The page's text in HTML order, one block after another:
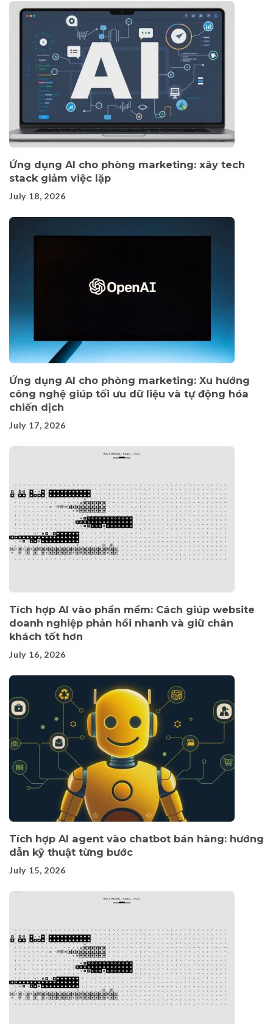
Ứng dụng AI cho phòng marketing: xây tech
stack giảm việc lặp
July 18, 2026
Ứng dụng AI cho phòng marketing: Xu hướng
công nghệ giúp tối ưu dữ liệu và tự động hóa
chiến dịch
July 17, 2026
Tích hợp AI vào phần mềm: Cách giúp website
doanh nghiệp phản hồi nhanh và giữ chân
khách tốt hơn
July 16, 2026
Tích hợp AI agent vào chatbot bán hàng: hướng
dẫn kỹ thuật từng bước
July 15, 2026